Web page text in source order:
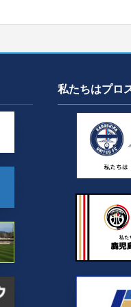
私たちはプロ